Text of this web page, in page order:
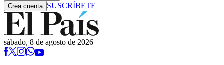
Crea cuenta SUSCRÍBETE
sábado, 8 de agosto de 2026